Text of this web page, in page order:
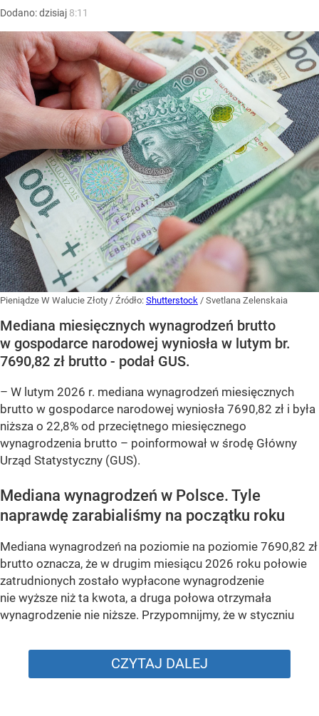
Dodano:dzisiaj 8:11
Pieniądze W Walucie Złoty / Źródło: Shutterstock / Svetlana Zelenskaia
Mediana miesięcznych wynagrodzeń brutto
w gospodarce narodowej wyniosła w lutym br.
7690,82 zł brutto - podał GUS.
– W lutym 2026 r. mediana wynagrodzeń miesięcznych
brutto w gospodarce narodowej wyniosła 7690,82 zł i była
niższa o 22,8% od przeciętnego miesięcznego
wynagrodzenia brutto – poinformował w środę Główny
Urząd Statystyczny (GUS).
Mediana wynagrodzeń w Polsce. Tyle
naprawdę zarabialiśmy na początku roku
Mediana wynagrodzeń na poziomie na poziomie 7690,82 zł
brutto oznacza, że w drugim miesiącu 2026 roku połowie
zatrudnionych zostało wypłacone wynagrodzenie
nie wyższe niż ta kwota, a druga połowa otrzymała
wynagrodzenie nie niższe. Przypomnijmy, że w styczniu
CZYTAJ DALEJ